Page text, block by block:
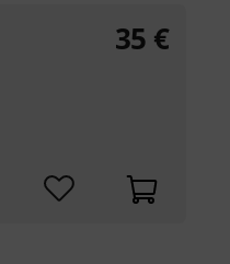
35 €